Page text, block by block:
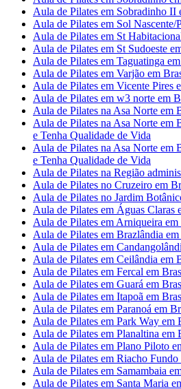
Aula de Pilates em Sobradinho II
Aula de Pilates em Sol
Aula de Pilates em St
Aula de Pilates em St Sudoeste
Aula de Pilates em Taguatinga
Aula de Pilates em Varjão em
Aula de Pilates em Vicente Pires
Aula de Pilates em w3 norte em
Aula de Pilates na Asa Norte em
Aula de Pilates na Asa Norte em
e Tenha Qualidade de Vida
Aula de Pilates na Asa Norte em
e Tenha Qualidade de Vida
Aula de Pilates na Região
Aula de Pilates no Cruzeiro em
Aula de Pilates no Jardim
Aula de Pilates em Águas Claras
Aula de Pilates em Arniqueira
Aula de Pilates em Brazlândia
Aula de Pilates em
Aula de Pilates em Ceilândia em
Aula de Pilates em Fercal em
Aula de Pilates em Guará em
Aula de Pilates em Itapoã em
Aula de Pilates em Paranoá em
Aula de Pilates em Park Way em
Aula de Pilates em Planaltina em
Aula de Pilates em Plano Piloto
Aula de Pilates em Riacho
Aula de Pilates em Samambaia
Aula de Pilates em Santa Maria